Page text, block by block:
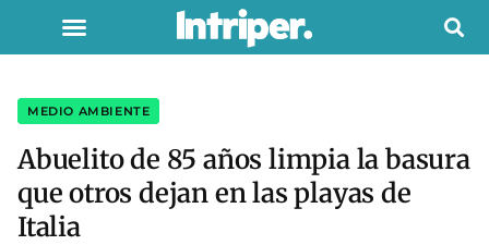
MEDIO AMBIENTE
Abuelito de 85 años limpia la basura
que otros dejan en las playas de
Italia